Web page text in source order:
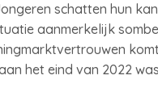
schatten hun
aanmerkelijk
het eind van 2022